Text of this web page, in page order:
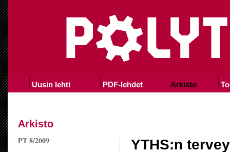
Uusin lehti PDF-lehdet Arkisto
Arkisto
PT 8/2009
YTHS:n